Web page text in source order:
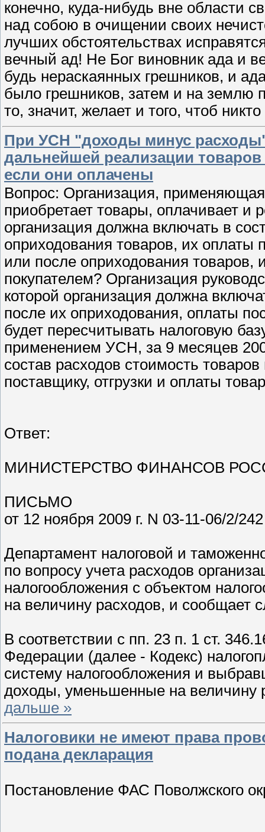
конечно, куда-нибудь вне области
над собою в очищении своих
лучших обстоятельствах
вечный ад! Не Бог виновник ада и
будь нераскаянных грешников, и
было грешников, затем и на землю
то, значит, желает и того, чтоб
При УСН "доходы минус
дальнейшей реализации
если они оплачены
Вопрос: Организация,
приобретает товары, оплачивает и
организация должна включать в
оприходования товаров, их оплаты
или после оприходования товаров,
покупателем? Организация
которой организация должна
после их оприходования, оплаты
будет пересчитывать налоговую
применением УСН, за 9 месяцев
состав расходов стоимость
поставщику, отгрузки и оплаты
Ответ:
МИНИСТЕРСТВО ФИНАНСОВ
ПИСЬМО
от 12 ноября 2009 г. N 03-11-06/2/242
Департамент налоговой и
по вопросу учета расходов
налогообложения с объектом
на величину расходов, и сообщает
В соответствии с пп. 23 п. 1 ст.
Федерации (далее - Кодекс)
систему налогообложения и
доходы, уменьшенные на величину
дальше »
Налоговики не имеют права
подана декларация
Постановление ФАС Поволжского